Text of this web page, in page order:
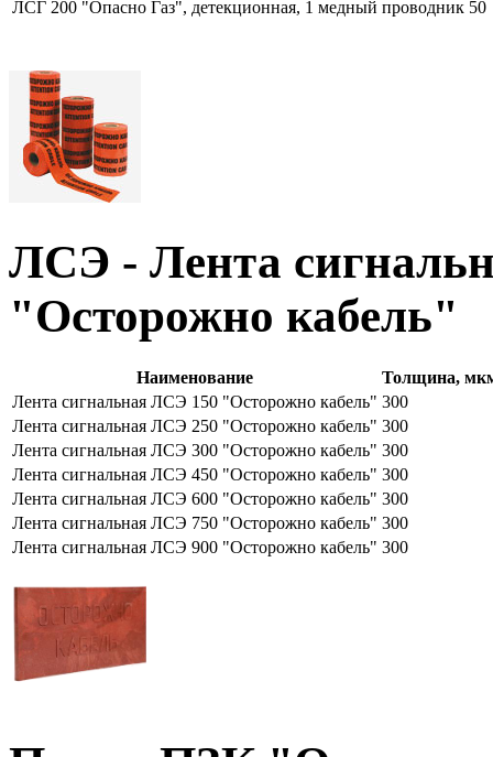
ЛСГ 200 "Опасно Газ", детекционная, 1 медный проводник 50
ЛСЭ - Лента
"Осторожно кабель"
Наименование
Толщина,
Лента сигнальная ЛСЭ 150 "Осторожно кабель" 300
Лента сигнальная ЛСЭ 250 "Осторожно кабель" 300
Лента сигнальная ЛСЭ 300 "Осторожно кабель" 300
Лента сигнальная ЛСЭ 450 "Осторожно кабель" 300
Лента сигнальная ЛСЭ 600 "Осторожно кабель" 300
Лента сигнальная ЛСЭ 750 "Осторожно кабель" 300
Лента сигнальная ЛСЭ 900 "Осторожно кабель" 300